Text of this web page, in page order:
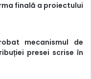
îndemnurile publice,
de informare a
mediei, în formă
intermediul unui
spre instigarea la
vor fi sancționate
finală a proiectului
mecanismul de
presei scrise în